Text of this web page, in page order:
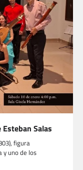
Salas
figura
y uno de los